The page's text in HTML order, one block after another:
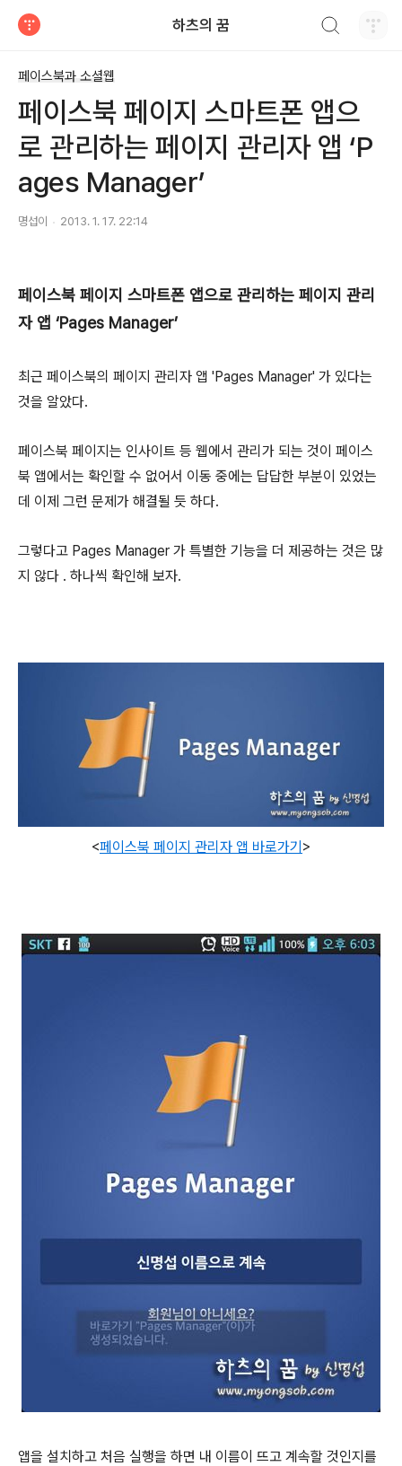
하츠의 꿈
페이스북과 소셜웹
페이스북 페이지 스마트폰 앱으
로 관리하는 페이지 관리자 앱 ‘P
ages Manager’
명섭이 2013. 1. 17. 22:14
페이스북 페이지 스마트폰 앱으로 관리하는 페이지 관리
자 앱 ‘Pages Manager’
최근 페이스북의 페이지 관리자 앱 'Pages Manager' 가 있다는
것을 알았다.
페이스북 페이지는 인사이트 등 웹에서 관리가 되는 것이 페이스
북 앱에서는 확인할 수 없어서 이동 중에는 답답한 부분이 있었는
데 이제 그런 문제가 해결될 듯 하다.
그렇다고 Pages Manager 가 특별한 기능을 더 제공하는 것은 많
지 않다 . 하나씩 확인해 보자.
<페이스북 페이지 관리자 앱 바로가기>
앱을 설치하고 처음 실행을 하면 내 이름이 뜨고 계속할 것인지를